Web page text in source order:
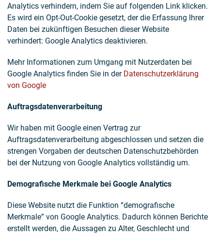
Analytics verhindern, indem Sie auf folgenden Link klicken.
Es wird ein Opt-Out-Cookie gesetzt, der die Erfassung Ihrer
Daten bei zukünftigen Besuchen dieser Website
verhindert: Google Analytics deaktivieren.
Mehr Informationen zum Umgang mit Nutzerdaten bei
Google Analytics finden Sie in der Datenschutzerklärung
von Google
Auftragsdatenverarbeitung
Wir haben mit Google einen Vertrag zur
Auftragsdatenverarbeitung abgeschlossen und setzen die
strengen Vorgaben der deutschen Datenschutzbehörden
bei der Nutzung von Google Analytics vollständig um.
Demografische Merkmale bei Google Analytics
Diese Website nutzt die Funktion “demografische
Merkmale” von Google Analytics. Dadurch können Berichte
erstellt werden, die Aussagen zu Alter, Geschlecht und